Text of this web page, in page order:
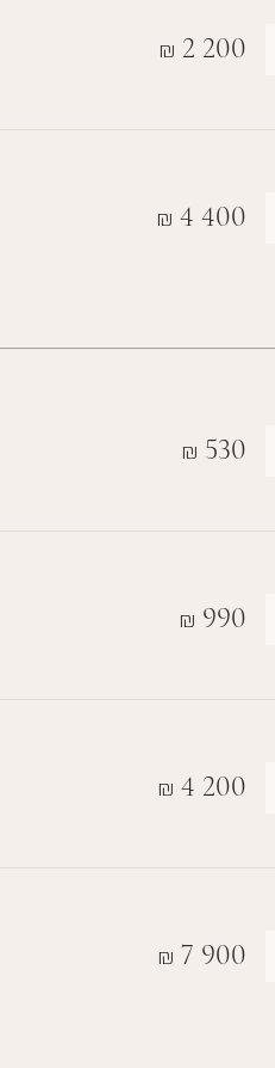
₪ 2 200
₪ 4 400
₪ 530
₪ 990
₪ 4 200
₪ 7 900